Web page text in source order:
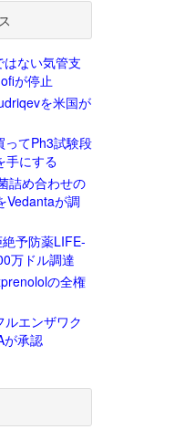
ない気管支
が停止
を米国が
ってPh3試験段
手にする
詰め合わせの
Vedantaが調
予防薬LIFE-
万ドル調達
の全権
エンザワク
が承認